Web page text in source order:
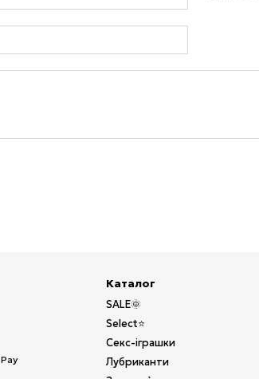
Каталог
SALE🌞
Select⭐
Секс-іграшки
Лубриканти